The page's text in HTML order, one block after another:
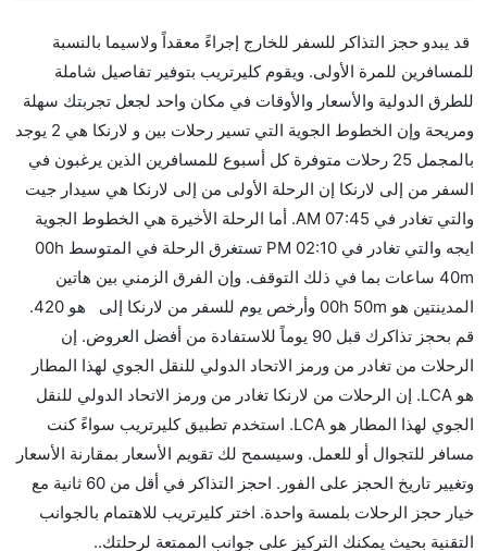
رحلة مباشرة من إلىلارنكا مما تستغرقه الخطوط الجوية
الأخرى؟
نعم. توفر كل من Middle East Airlines أسرع رحلات
الطيران على هذا الطريق،
هل توفر شركات الطيران مساحة إضافية للنوم؟
كثير من خطوط طيران درجة رجال الأعمال توفر مساحة
إضافية للنوم.
هل يمكنني حمل طعامي الخاص؟
نعم، يمكنك حمل طعامك الخاص، و لكن يجب أن يكون معبئا
بشكل جيد.
هل سيقدم لي الكحول على متن رحلة من إلى لارنكا؟
لا تقدم شركة الطيران الكحول على متن رحلة داخلية. يتم
تقديم الكحول على متن الرحلات الدولية فقط.
ما متوسط أسعار رحلة الدرجة الاقتصادية من إلى لارنكا؟
AED 2170. سيدار جيت and الخطوط الجوية ايجه يوفرون
قد يبدو حجز التذاكر للسفر للخارج إجراءً معقداً ولاسيما بالنسبة
للمسافرين للمرة الأولى. ويقوم كليرتريب بتوفير تفاصيل شاملة
للطرق الدولية والأسعار والأوقات في مكان واحد لجعل تجربتك سهلة
ومريحة وإن الخطوط الجوية التي تسير رحلات بين و لارنكا هي 2 يوجد
بالمجمل 25 رحلات متوفرة كل أسبوع للمسافرين الذين يرغبون في
السفر من إلى لارنكا إن الرحلة الأولى من إلى لارنكا هي سيدار جيت
والتي تغادر في 07:45 AM. أما الرحلة الأخيرة هي الخطوط الجوية
ايجه والتي تغادر في 02:10 PM تستغرق الرحلة في المتوسط 00h
40m ساعات بما في ذلك التوقف. وإن الفرق الزمني بين هاتين
المدينتين هو 00h 50m وأرخص يوم للسفر من لارنكا إلى هو 420.
قم بحجز تذاكرك قبل 90 يوماً للاستفادة من أفضل العروض. إن
الرحلات من تغادر من ورمز الاتحاد الدولي للنقل الجوي لهذا المطار
هو LCA. إن الرحلات من لارنكا تغادر من ورمز الاتحاد الدولي للنقل
الجوي لهذا المطار هو LCA. استخدم تطبيق كليرتريب سواءً كنت
مسافر للتجوال أو للعمل. وسيسمح لك تقويم الأسعار بمقارنة الأسعار
وتغيير تاريخ الحجز على الفور. احجز التذاكر في أقل من 60 ثانية مع
خيار حجز الرحلات بلمسة واحدة. اختر كليرتريب للاهتمام بالجوانب
التقنية بحيث يمكنك التركيز على جوانب الممتعة لرحلتك..